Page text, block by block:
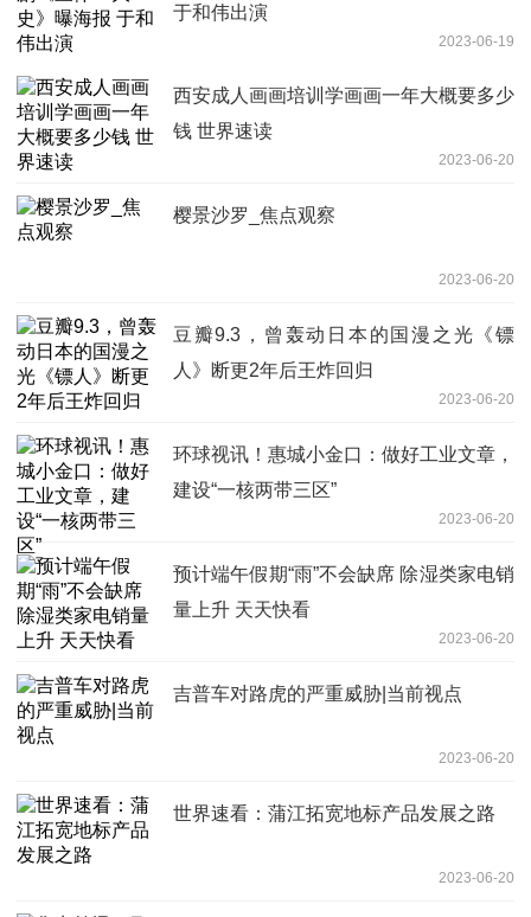
于和伟出演
2023-06-19
西安成人画画培训学画画一年大概要多少
钱 世界速读
2023-06-20
樱景沙罗_焦点观察
2023-06-20
豆瓣9.3，曾轰动日本的国漫之光《镖
人》断更2年后王炸回归
2023-06-20
环球视讯！惠城小金口：做好工业文章，
建设“一核两带三区”
2023-06-20
预计端午假期“雨”不会缺席 除湿类家电销
量上升 天天快看
2023-06-20
吉普车对路虎的严重威胁|当前视点
2023-06-20
世界速看：蒲江拓宽地标产品发展之路
2023-06-20